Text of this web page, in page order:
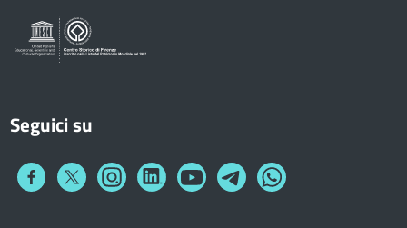
Seguici su
Collegamento
Collegamento
a
Collegamento
a
Collegamento
a
Collegamento
a
Collegamento
a
Collegamento
a